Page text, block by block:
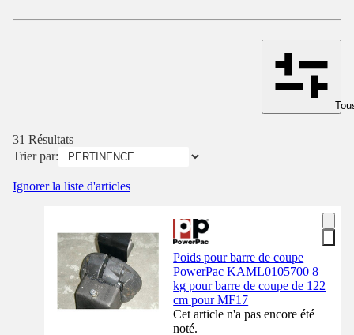
31 Résultats
Trier par:
Ignorer la liste d'articles
Poids pour barre de coupe
PowerPac KAML0105700 8
kg pour barre de coupe de 122
cm pour MF17
Cet article n'a pas encore été
noté.